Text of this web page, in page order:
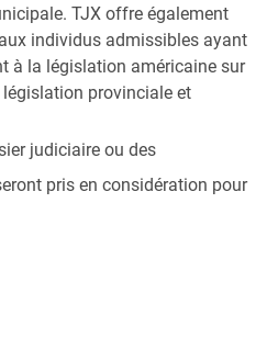
TJX offre également
individus admissibles ayant
à la législation américaine sur
provinciale et
judiciaire ou des
pris en considération pour